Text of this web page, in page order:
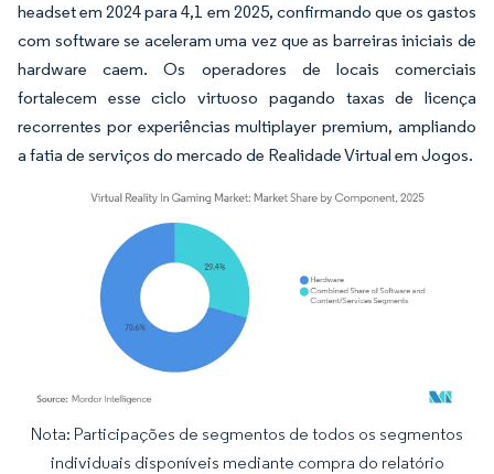
headset em 2024 para 4,1 em 2025, confirmando que os gastos
com software se aceleram uma vez que as barreiras iniciais de
hardware caem. Os operadores de locais comerciais
fortalecem esse ciclo virtuoso pagando taxas de licença
recorrentes por experiências multiplayer premium, ampliando
a fatia de serviços do mercado de Realidade Virtual em Jogos.
Imagem © Mordor Intelligence. O reuso requer atribuição conforme CC BY 4.0.
Nota: Participações de segmentos de todos os segmentos
individuais disponíveis mediante compra do relatório